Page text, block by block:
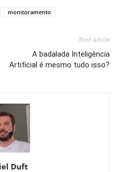
monitoramento
Next article
A badalada Inteligência
Artificial é mesmo tudo isso?
Duft